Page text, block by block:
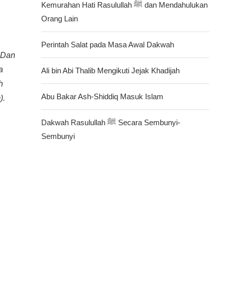
Kemurahan Hati Rasulullah ﷺ dan Mendahulukan
Orang Lain
Perintah Salat pada Masa Awal Dakwah
Ali bin Abi Thalib Mengikuti Jejak Khadijah
Abu Bakar Ash-Shiddiq Masuk Islam
Dakwah Rasulullah ﷺ Secara Sembunyi-
Sembunyi